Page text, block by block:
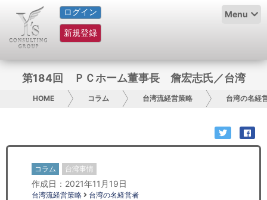
ログイン
新規登録
Menu
HOME
サービス紹介
コラム
グループ概要
日本人にPR
第184回 ＰＣホーム董事長 詹宏志氏／台湾
HOME コラム 台湾流経営策略 台湾の名経
コラム 台湾事情
作成日：2021年11月19日
台湾流経営策略 台湾の名経営者